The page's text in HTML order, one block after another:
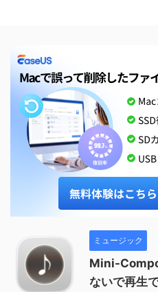
ミュージック
Mini-
ないで再生